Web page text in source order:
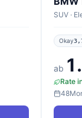
SUV ·
Okay
ab
Rate
48